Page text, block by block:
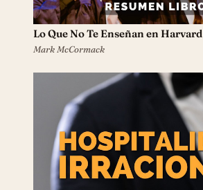
Lo Que No Te Enseñan en Harvard
Mark McCormack